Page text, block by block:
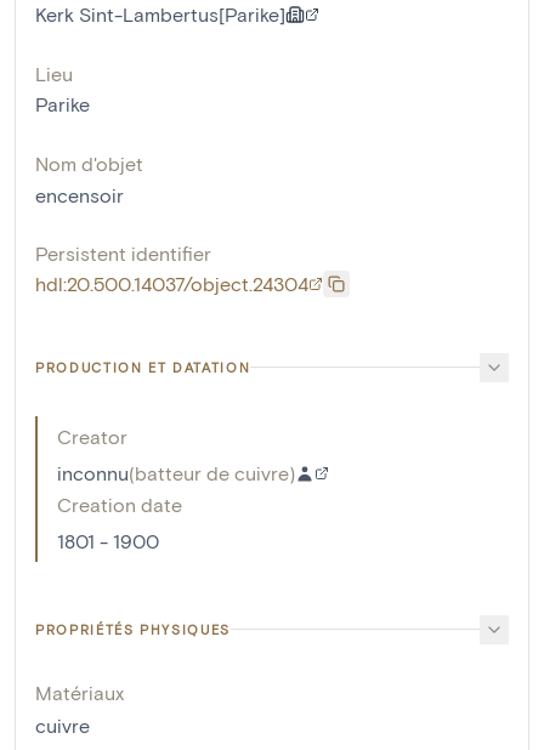
Kerk Sint-Lambertus[Parike]
Lieu
Parike
Nom d'objet
encensoir
Persistent identifier
hdl:20.500.14037/object.24304
PRODUCTION ET DATATION
Creator
inconnu(batteur de cuivre)
Creation date
1801 - 1900
PROPRIÉTÉS PHYSIQUES
Matériaux
cuivre